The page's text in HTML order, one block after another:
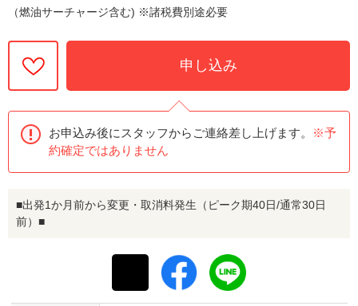
（燃油サーチャージ含む) ※諸税費別途必要
申し込み
お申込み後にスタッフからご連絡差し上げます。
※予
約確定ではありません
■出発1か月前から変更・取消料発生（ピーク期40日/通常30日
前）■